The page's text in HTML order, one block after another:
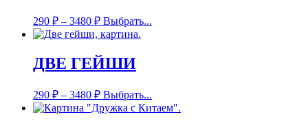
290 ₽ – 3480 ₽ Выбрать...
ДВЕ ГЕЙШИ
290 ₽ – 3480 ₽ Выбрать...